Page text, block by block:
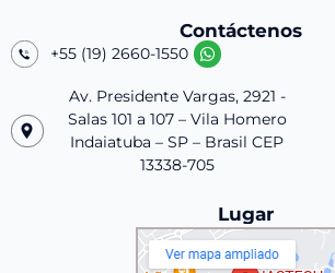
Contáctenos
+55 (19) 2660-1550
Av. Presidente Vargas, 2921 -
Salas 101 a 107 – Vila Homero
Indaiatuba – SP – Brasil CEP
13338-705
Lugar